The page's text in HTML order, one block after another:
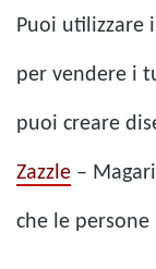
Puoi utilizzare
per vendere i
puoi creare
Zazzle –
che le